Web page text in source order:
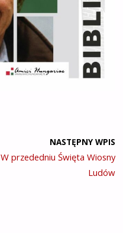
NASTĘPNY WPIS
W przededniu Święta Wiosny
Ludów